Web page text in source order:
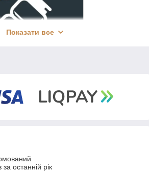
Показати все
останній рік